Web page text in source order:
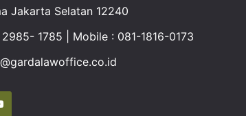
Jakarta Selatan 12240
1785 | Mobile : 081-1816-0173